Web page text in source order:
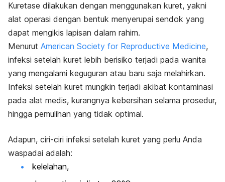
Kuretase dilakukan dengan menggunakan kuret, yakni
alat operasi dengan bentuk menyerupai sendok yang
dapat mengikis lapisan dalam rahim.
Menurut American Society for Reproductive Medicine,
infeksi setelah kuret lebih berisiko terjadi pada wanita
yang mengalami keguguran atau baru saja melahirkan.
Infeksi setelah kuret mungkin terjadi akibat kontaminasi
pada alat medis, kurangnya kebersihan selama prosedur,
hingga pemulihan yang tidak optimal.
Adapun, ciri-ciri infeksi setelah kuret yang perlu Anda
waspadai adalah:
kelelahan,